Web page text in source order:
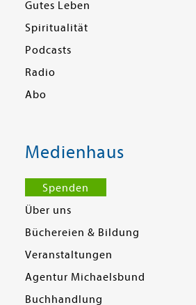
Gutes Leben
Spiritualität
Podcasts
Radio
Abo
Medienhaus
Spenden
Über uns
Büchereien & Bildung
Veranstaltungen
Agentur Michaelsbund
Buchhandlung